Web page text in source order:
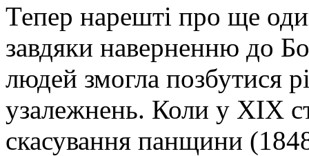
Тепер нарешті про ще
завдяки наверненню до
людей змогла позбутися
узалежнень. Коли у ХІХ
скасування панщини